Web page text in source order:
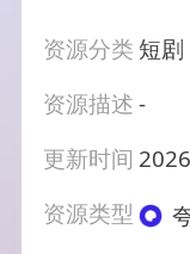
资源分类 短剧
资源描述-
更新时间
资源类型